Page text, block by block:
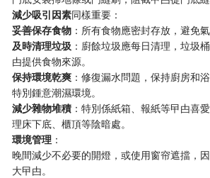
​減少吸引因素​​同樣重要：
​妥善保存食物​ ：所有食物應密封存放，避免
​及時清理垃圾​ ：廚餘垃圾應每日清理，垃圾
甴提供食物來源。
​保持環境乾爽​ ：修復漏水問題，保持廚房和
特別鍾意潮濕環境。
​減少雜物堆積​ ：特別係紙箱、報紙等曱甴喜
理床下底、櫃頂等陰暗處。
​環境管理​ ​：
晚間減少不必要的開燈，或使用窗帘遮擋，
大曱甴。